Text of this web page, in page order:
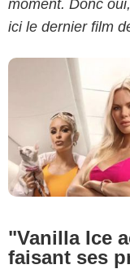
moment. Donc
ici le dernier film
"Vanilla Ice
faisant ses